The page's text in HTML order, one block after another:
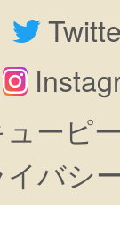
ーピ
バシ